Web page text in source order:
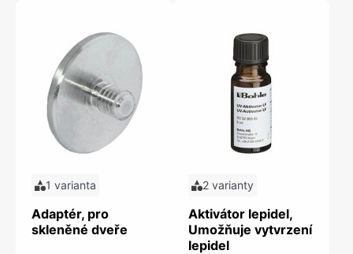
1 varianta
Adaptér, pro
skleněné dveře
2 varianty
Aktivátor lepidel,
Umožňuje vytvrzení
lepidel